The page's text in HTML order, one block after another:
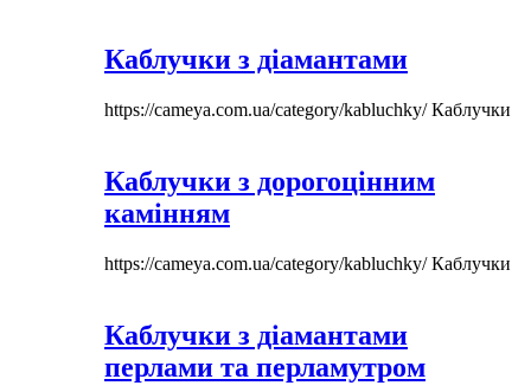
Каблучки з діамантами
https://cameya.com.ua/category/kabluchky/Каблучки
Каблучки з дорогоцінним
камінням
https://cameya.com.ua/category/kabluchky/Каблучки
Каблучки з діамантами
перлами та перламутром